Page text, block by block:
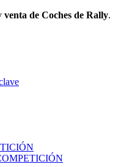
venta de Coches de Rally.